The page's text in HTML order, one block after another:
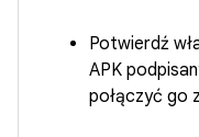
Potwierdź
APK
połączyć go